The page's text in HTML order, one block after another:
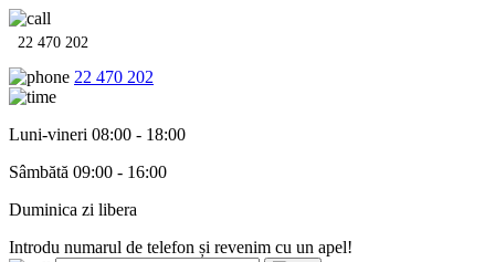
22 470 202
22 470 202
Luni-vineri 08:00 - 18:00
Sâmbătă 09:00 - 16:00
Duminica zi libera
Introdu numarul de telefon și revenim cu un apel!